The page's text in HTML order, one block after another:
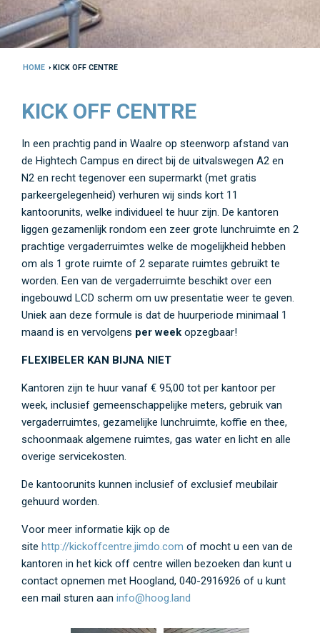
HOME › KICK OFF CENTRE
KICK OFF CENTRE
In een prachtig pand in Waalre op steenworp afstand van
de Hightech Campus en direct bij de uitvalswegen A2 en
N2 en recht tegenover een supermarkt (met gratis
parkeergelegenheid) verhuren wij sinds kort 11
kantoorunits, welke individueel te huur zijn. De kantoren
liggen gezamenlijk rondom een zeer grote lunchruimte en 2
prachtige vergaderruimtes welke de mogelijkheid hebben
om als 1 grote ruimte of 2 separate ruimtes gebruikt te
worden. Een van de vergaderruimte beschikt over een
ingebouwd LCD scherm om uw presentatie weer te geven.
Uniek aan deze formule is dat de huurperiode minimaal 1
maand is en vervolgens per week opzegbaar!
FLEXIBELER KAN BIJNA NIET
Kantoren zijn te huur vanaf € 95,00 tot per kantoor per
week, inclusief gemeenschappelijke meters, gebruik van
vergaderruimtes, gezamelijke lunchruimte, koffie en thee,
schoonmaak algemene ruimtes, gas water en licht en alle
overige servicekosten.
De kantoorunits kunnen inclusief of exclusief meubilair
gehuurd worden.
Voor meer informatie kijk op de
site http://kickoffcentre.jimdo.com of mocht u een van de
kantoren in het kick off centre willen bezoeken dan kunt u
contact opnemen met Hoogland, 040-2916926 of u kunt
een mail sturen aan info@hoog.land